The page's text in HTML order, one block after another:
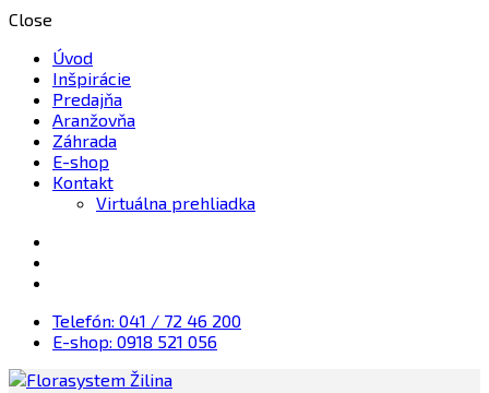
Close
Úvod
Inšpirácie
Predajňa
Aranžovňa
Záhrada
E-shop
Kontakt
Virtuálna prehliadka
Telefón: 041 / 72 46 200
E-shop: 0918 521 056